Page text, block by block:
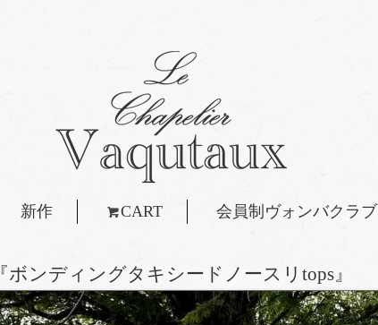
新作 CART 会員制ヴォンバクラブ
『ボンディングタキシードノースリtops』